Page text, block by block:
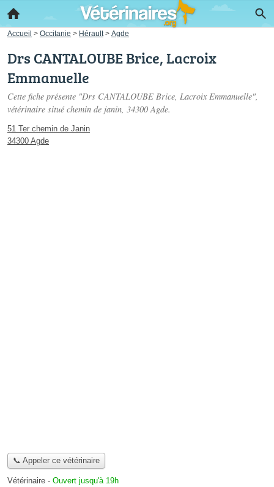
Accueil > Occitanie > Hérault > Agde
Drs CANTALOUBE Brice, Lacroix
Emmanuelle
Cette fiche présente "Drs CANTALOUBE Brice, Lacroix Emmanuelle",
vétérinaire situé chemin de janin, 34300 Agde.
51 Ter chemin de Janin
34300 Agde
📞 Appeler ce vétérinaire
Vétérinaire - Ouvert jusqu'à 19h